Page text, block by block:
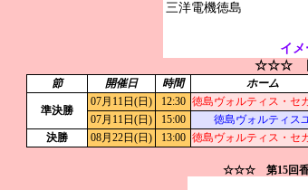
イ
☆☆☆
節 開催日 時間 ホーム
準決勝
07月11日(日) 12:30 徳島ヴォルティス・セ
07月11日(日)
15:00 徳島ヴォルティス
決勝
08月22日(日) 13:00 徳島ヴォルティス・セ
☆☆☆ 第15回香